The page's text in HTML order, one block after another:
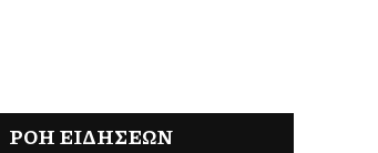
ΡΟΗ ΕΙΔΉΣΕΩΝ